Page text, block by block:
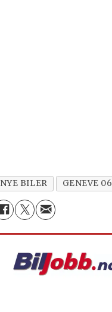
NYE BILER GENEVE 06